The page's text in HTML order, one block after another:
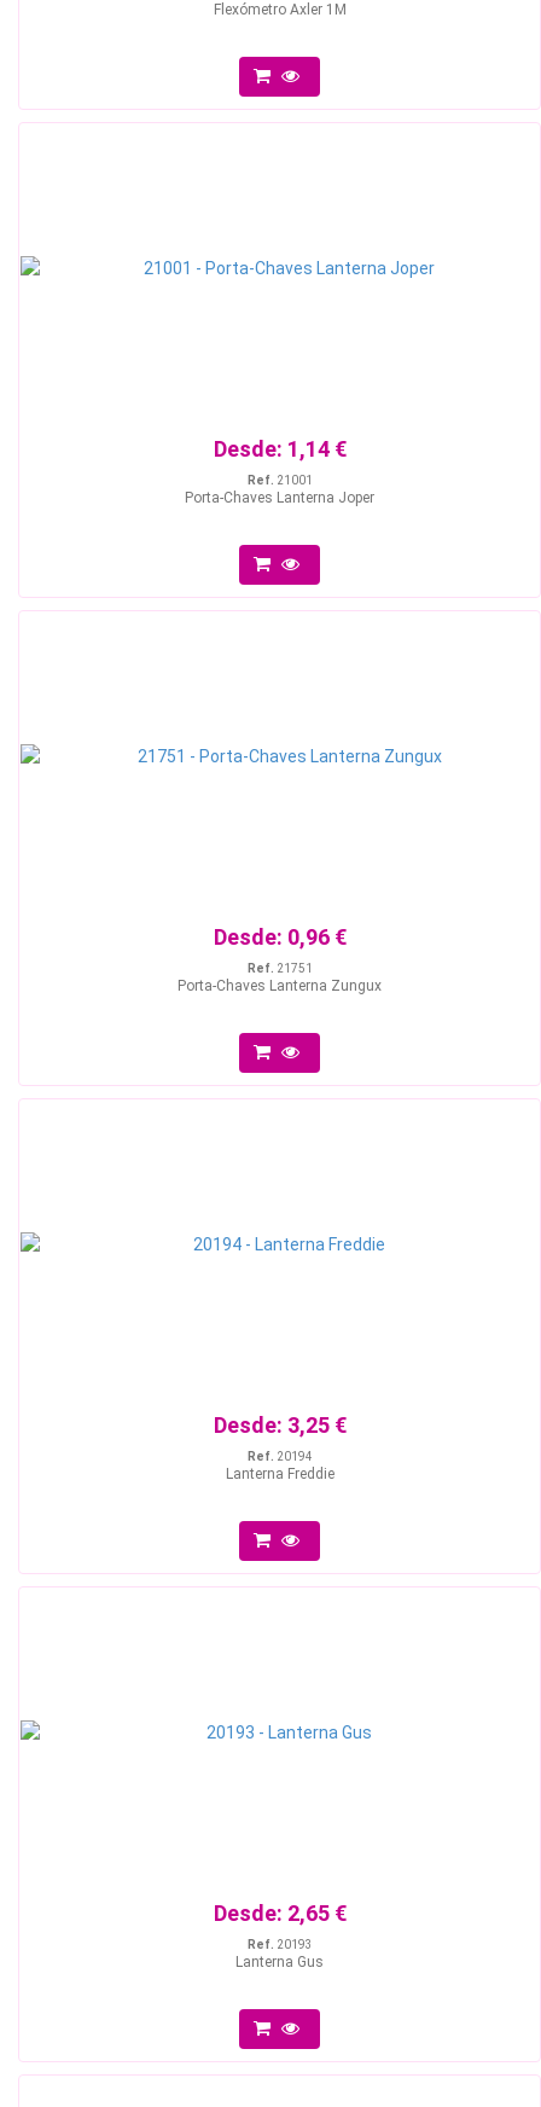
Flexómetro Axler 1M
Desde: 1,14 €
Ref. 21001
Porta-Chaves Lanterna Joper
Desde: 0,96 €
Ref. 21751
Porta-Chaves Lanterna Zungux
Desde: 3,25 €
Ref. 20194
Lanterna Freddie
Desde: 2,65 €
Ref. 20193
Lanterna Gus